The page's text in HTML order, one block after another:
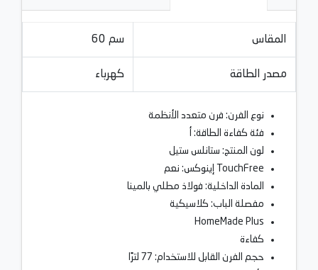
المقاس 60 سم
مصدر الطاقة كهرباء
نوع الفرن: فرن متعدد الأنظمة
فئة كفاءة الطاقة: أ
لون المنتج: ستانلس ستيل
TouchFree إينوكس: نعم
المادة الداخلية: فولاذ مطلي بالمينا
مفصلة الباب: كلاسيكية
HomeMade Plus
كفاءة
حجم الفرن القابل للاستخدام: 77 لترًا